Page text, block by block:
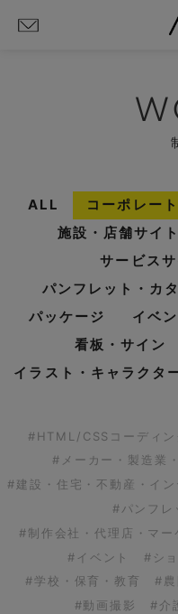
ALL コーポレー
施設・店舗サイト
サービスサ
パンフレット・カ
パッケージ
イベ
看板・サイン
イラスト・キャラクタ
#HTML/CSSコーディン
#メーカー・製造業
#建設・住宅・不動産・イン
#パンフレ
#制作会社・代理店・マー
#イベント
#シ
#学校・保育・教育
#
#動画撮影
#介